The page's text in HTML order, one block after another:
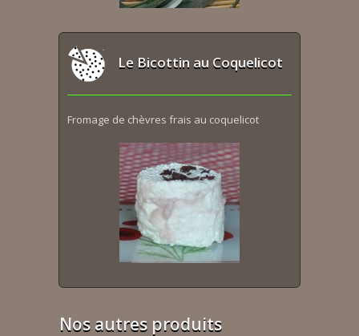
Le Bicottin au Coquelicot
Fromage de chèvres frais au coquelicot
Nos autres produits